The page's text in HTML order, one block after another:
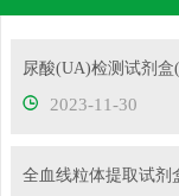
2023-11-30